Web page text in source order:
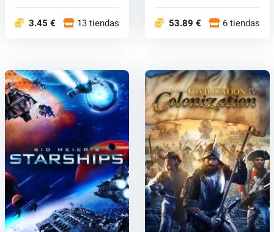
3.45 € 13 tiendas 53.89 € 6 tiendas